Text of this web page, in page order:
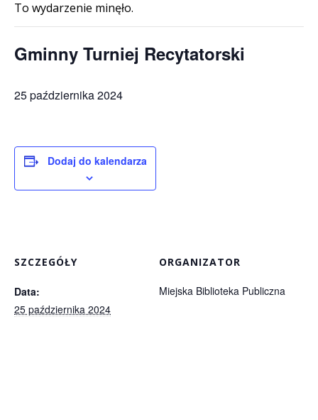
To wydarzenie minęło.
Gminny Turniej Recytatorski
25 października 2024
Dodaj do kalendarza
SZCZEGÓŁY
Data:
25 października 2024
ORGANIZATOR
Miejska Biblioteka Publiczna